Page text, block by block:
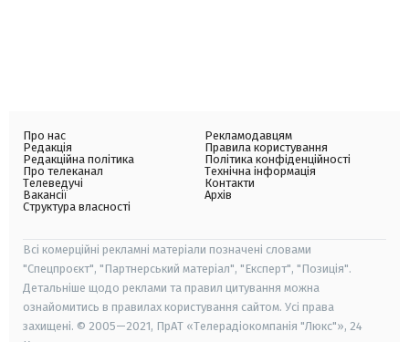
Про нас
Редакція
Редакційна політика
Про телеканал
Телеведучі
Вакансії
Структура власності
Рекламодавцям
Правила користування
Політика конфіденційності
Технічна інформація
Контакти
Архів
Всі комерційні рекламні матеріали позначені словами
"Спецпроєкт", "Партнерський матеріал", "Експерт", "Позиція".
Детальніше щодо реклами та правил цитування можна
ознайомитись в правилах користування сайтом. Усі права
захищені. © 2005—2021, ПрАТ «Телерадіокомпанія "Люкс"», 24